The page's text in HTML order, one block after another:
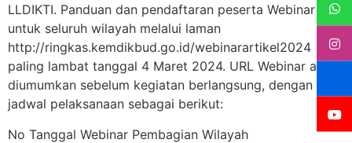
LLDIKTI. Panduan dan pendaftaran peserta Webinar
untuk seluruh wilayah melalui laman
http://ringkas.kemdikbud.go.id/webinarartikel2024
paling lambat tanggal 4 Maret 2024. URL Webinar akan
diumumkan sebelum kegiatan berlangsung, dengan
jadwal pelaksanaan sebagai berikut:
No Tanggal Webinar Pembagian Wilayah